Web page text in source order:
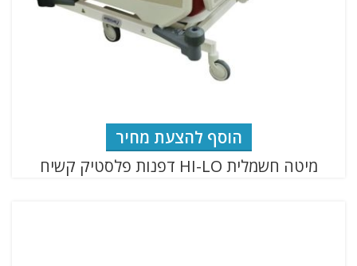
הוסף להצעת מחיר
מיטה חשמלית HI-LO דפנות פלסטיק קשיח